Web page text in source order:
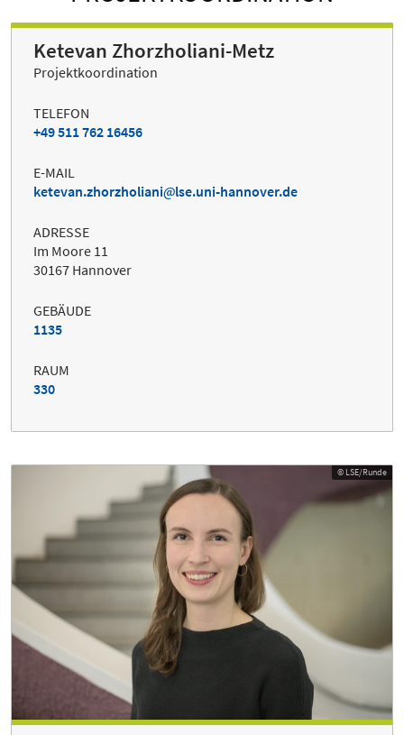
Ketevan Zhorzholiani-Metz
Projektkoordination
TELEFON
+49 511 762 16456
E-MAIL
ketevan.zhorzholiani
lse.uni-hannover.de
ADRESSE
Im Moore 11
30167 Hannover
GEBÄUDE
1135
RAUM
330
© LSE/Runde